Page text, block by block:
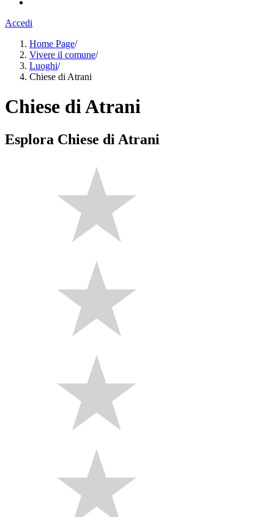
Accedi
Home Page/
Vivere il comune/
Luoghi/
Chiese di Atrani
Chiese di Atrani
Esplora Chiese di Atrani